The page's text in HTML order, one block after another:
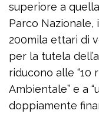
superiore a
Parco Nazionale,
200mila ettari di
per la tutela
riducono alle “10
Ambientale” e a
doppiamente